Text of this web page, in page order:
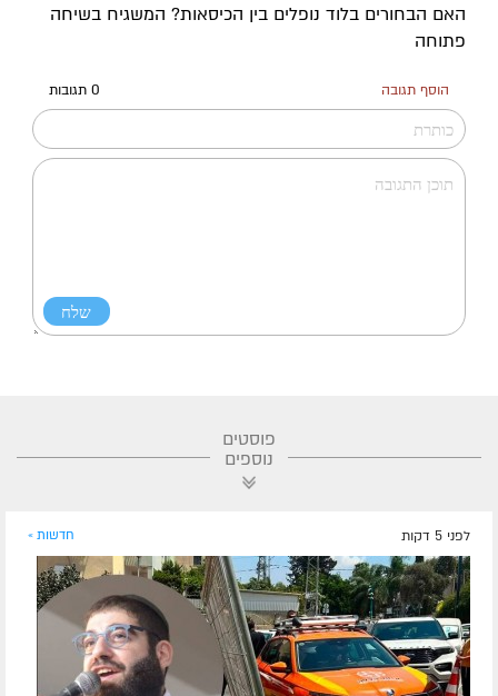
האם הבחורים בלוד נופלים בין הכיסאות? המשגיח בשיחה
פתוחה
הוסף תגובה 0 תגובות
פוסטים
נוספים
לפני 5 דקות חדשות »